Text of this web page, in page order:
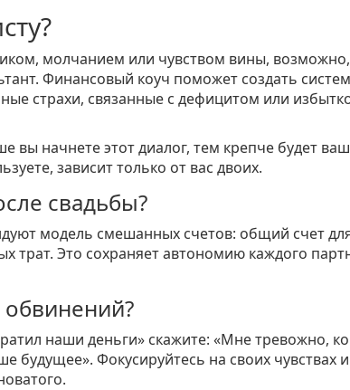
молчанием или чувством вины,
Финансовый коуч поможет создать
страхи, связанные с дефицитом или
вы начнете этот диалог, тем крепче будет
зависит только от вас двоих.
свадьбы?
модель смешанных счетов: общий счет
трат. Это сохраняет автономию каждого
обвинений?
наши деньги» скажите: «Мне тревожно,
будущее». Фокусируйтесь на своих чувствах и